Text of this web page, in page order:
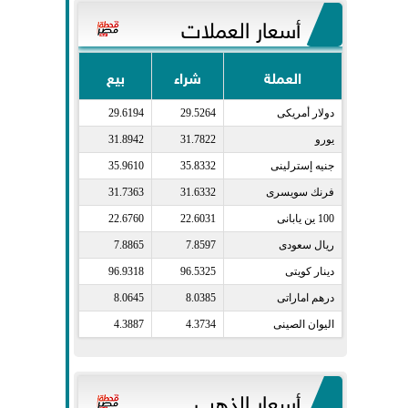
أسعار العملات
العملة شراء بيع
دولار أمريكى​ 29.5264
29.6194
يورو​ 31.7822
31.8942
جنيه إسترلينى​ 35.8332
35.9610
فرنك سويسرى​ 31.6332
31.7363
100 ين يابانى​ 22.6031
22.6760
ريال سعودى​ 7.8597
7.8865
دينار كويتى​ 96.5325
96.9318
درهم اماراتى​ 8.0385
8.0645
اليوان الصينى​ 4.3734
4.3887
أسعار الذهب